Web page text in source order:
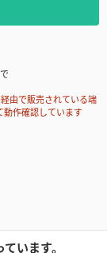
由で販売されている端
動作確認しています
います。